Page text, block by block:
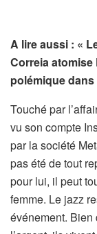
A lire aussi : «
Correia
polémique dans
Touché par
vu son compte
par la société
pas été de tout
pour lui, il peut
femme. Le jazz
événement. Bien